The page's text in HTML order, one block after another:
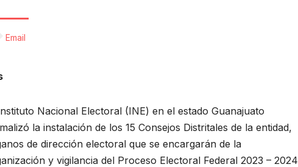
Email
Nacional Electoral (INE) en el estado Guanajuato
la instalación de los 15 Consejos Distritales de la entidad,
de dirección electoral que se encargarán de la
y vigilancia del Proceso Electoral Federal 2023 – 2024